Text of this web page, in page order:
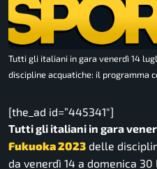
Tutti gli italiani in gara venerdì 14
discipline acquatiche: il programma
[the_ad id=”445341″]
Tutti gli italiani in gara
Fukuoka 2023 delle
da venerdì 14 a domenica